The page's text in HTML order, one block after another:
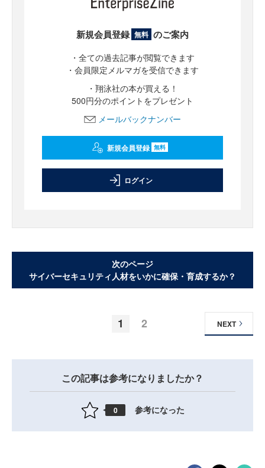
新規会員登録 無料 のご案内
・全ての過去記事が閲覧できます
・会員限定メルマガを受信できます
・翔泳社の本が買える！
500円分のポイントをプレゼント
メールバックナンバー
新規会員登録 無料
ログイン
次のページ
サイバーセキュリティ人材をいかに確保・育成するか？
1 2 NEXT
この記事は参考になりましたか？
0 参考になった